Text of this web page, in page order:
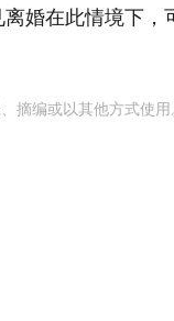
婚在此情境下，
摘编或以其他方式使用